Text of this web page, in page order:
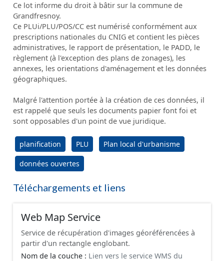
Ce lot informe du droit à bâtir sur la commune de
Grandfresnoy.
Ce PLUi/PLU/POS/CC est numérisé conformément aux
prescriptions nationales du CNIG et contient les pièces
administratives, le rapport de présentation, le PADD, le
règlement (à l'exception des plans de zonages), les
annexes, les orientations d'aménagement et les données
géographiques.
Malgré l'attention portée à la création de ces données, il
est rappelé que seuls les documents papier font foi et
sont opposables d'un point de vue juridique.
planification PLU Plan local d'urbanisme
données ouvertes
Téléchargements et liens
Web Map Service
Service de récupération d'images géoréférencées à
partir d'un rectangle englobant.
Nom de la couche : Lien vers le service WMS du